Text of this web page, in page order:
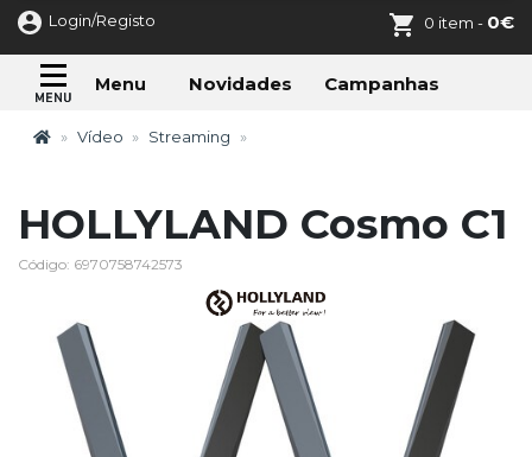
Login/Registo 0 item - 0€
Menu Novidades Campanhas
Vídeo Streaming
HOLLYLAND Cosmo C1
Código: 6970758742573